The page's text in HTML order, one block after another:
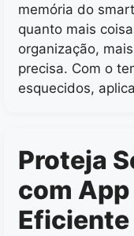
memória do
quanto mais
organização,
precisa. Com o
esquecidos,
Proteja
com
Eficiente